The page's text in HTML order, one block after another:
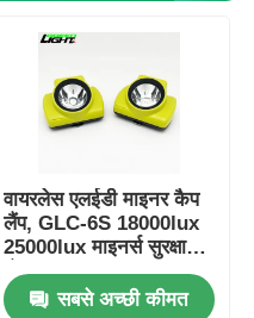
वायरलेस एलईडी माइनर कैप
लैंप, GLC-6S 18000lux
25000lux माइनर्स सुरक्षा
लैंप
सबसे अच्छी कीमत